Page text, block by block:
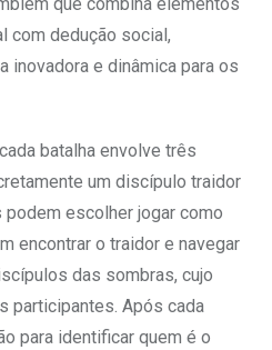
que combina elementos
com dedução social,
inovadora e dinâmica para os
batalha envolve três
um discípulo traidor
escolher jogar como
encontrar o traidor e navegar
das sombras, cujo
participantes. Após cada
para identificar quem é o